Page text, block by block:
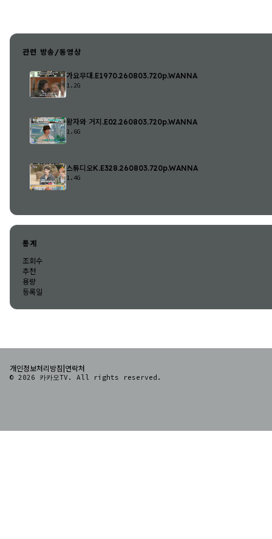
관련 방송/동영상
가요무대.E1970.260803.720p.WANNA
1.2G
왕자와 거지.E02.260803.720p.WANNA
1.6G
스튜디오K.E328.260803.720p.WANNA
1.4G
통계
조회수
추천
용량
등록일
개인정보처리방침 연락처
© 2026 카카오TV. All rights reserved.